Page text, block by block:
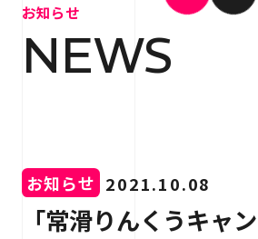
NEWS お知らせ
WORKS 事例紹介
お知らせ
NEWS
お知らせ 2021.10.08
「常滑りんくうキャ